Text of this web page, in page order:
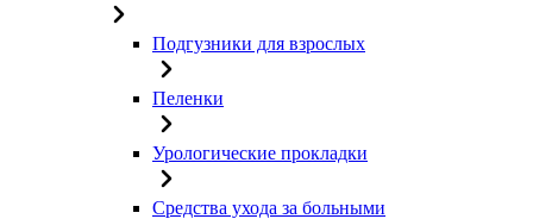
Подгузники для взрослых
Пеленки
Урологические прокладки
Средства ухода за больными